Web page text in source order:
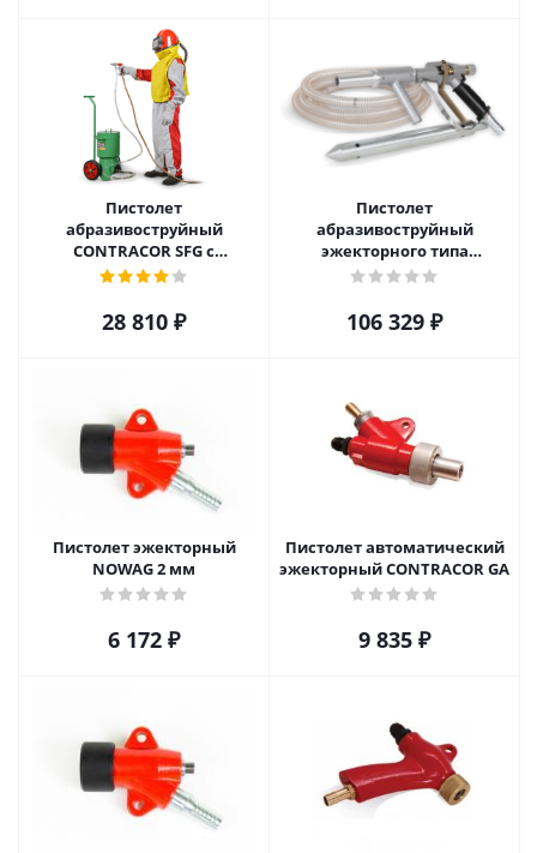
Пистолет
абразивоструйный
CONTRACOR SFG с
передвижной ёмкостью
28 810 ₽
Пистолет
абразивоструйный
эжекторного типа
CONTRACOR POWER GUN
106 329 ₽
Пистолет эжекторный
NOWAG 2 мм
6 172 ₽
Пистолет автоматический
эжекторный CONTRACOR GA
9 835 ₽